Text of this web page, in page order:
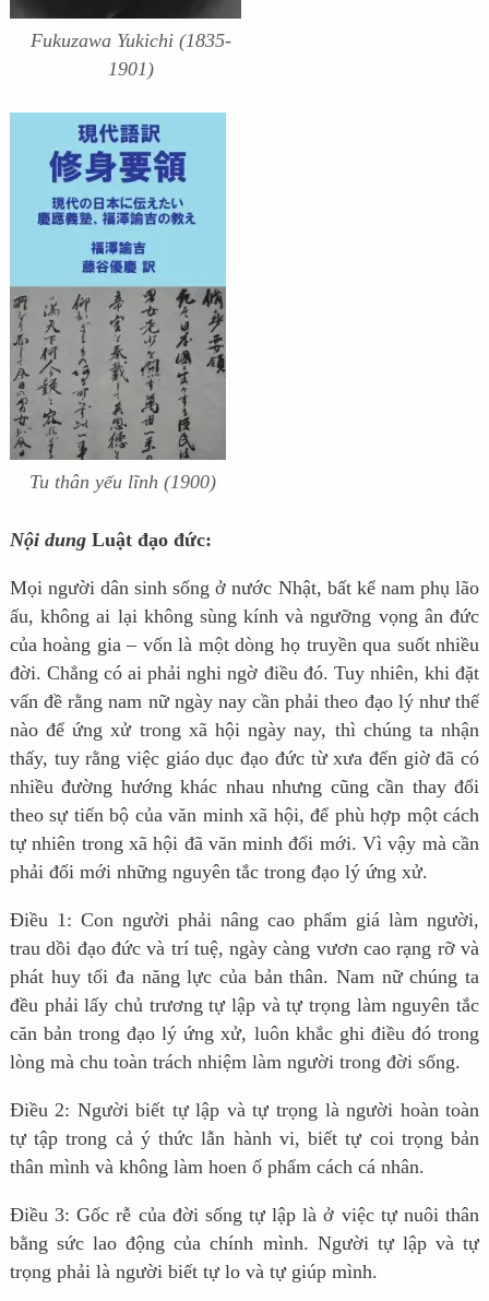
Fukuzawa Yukichi (1835-
1901)
Tu thân yếu lĩnh (1900)
Nội dungLuật đạo đức:
Mọi người dân sinh sống ở nước Nhật, bất kể nam phụ lão
ấu, không ai lại không sùng kính và ngưỡng vọng ân đức
của hoàng gia – vốn là một dòng họ truyền qua suốt nhiều
đời. Chẳng có ai phải nghi ngờ điều đó. Tuy nhiên, khi đặt
vấn đề rằng nam nữ ngày nay cần phải theo đạo lý như thế
nào để ứng xử trong xã hội ngày nay, thì chúng ta nhận
thấy, tuy rằng việc giáo dục đạo đức từ xưa đến giờ đã có
nhiều đường hướng khác nhau nhưng cũng cần thay đổi
theo sự tiến bộ của văn minh xã hội, để phù hợp một cách
tự nhiên trong xã hội đã văn minh đổi mới. Vì vậy mà cần
phải đổi mới những nguyên tắc trong đạo lý ứng xử.
Điều 1: Con người phải nâng cao phẩm giá làm người,
trau dồi đạo đức và trí tuệ, ngày càng vươn cao rạng rỡ và
phát huy tối đa năng lực của bản thân. Nam nữ chúng ta
đều phải lấy chủ trương tự lập và tự trọng làm nguyên tắc
căn bản trong đạo lý ứng xử, luôn khắc ghi điều đó trong
lòng mà chu toàn trách nhiệm làm người trong đời sống.
Điều 2: Người biết tự lập và tự trọng là người hoàn toàn
tự tập trong cả ý thức lẫn hành vi, biết tự coi trọng bản
thân mình và không làm hoen ố phẩm cách cá nhân.
Điều 3: Gốc rễ của đời sống tự lập là ở việc tự nuôi thân
bằng sức lao động của chính mình. Người tự lập và tự
trọng phải là người biết tự lo và tự giúp mình.